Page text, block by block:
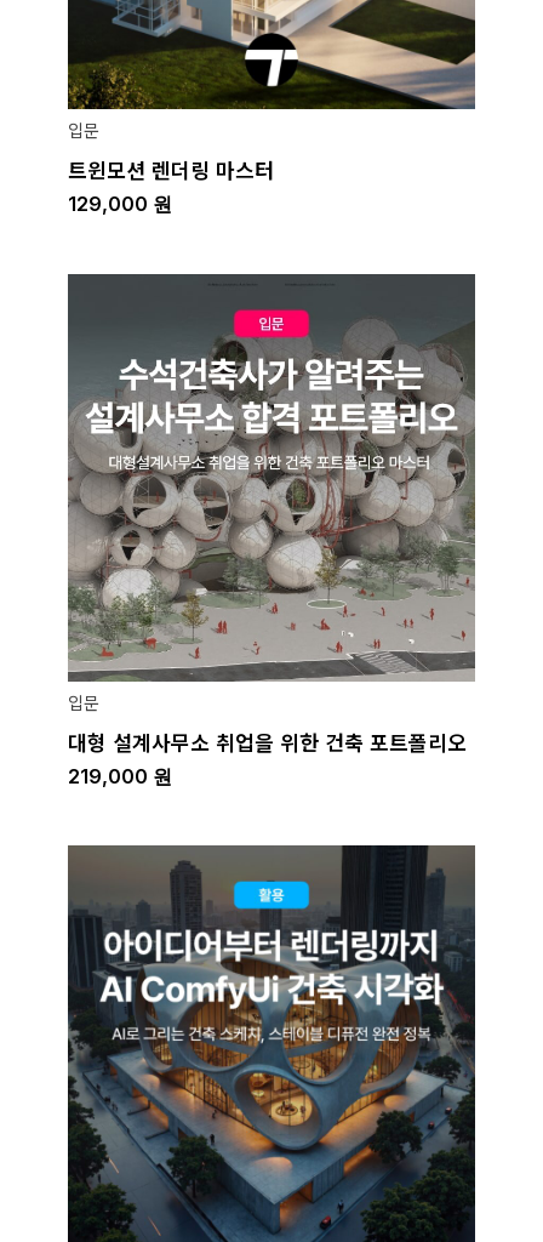
입문
트윈모션 렌더링 마스터
129,000 원
입문
대형 설계사무소 취업을 위한 건축 포트폴리오
219,000 원